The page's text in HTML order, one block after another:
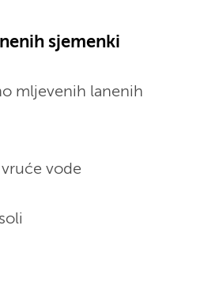
sjemenki
mljevenih lanenih
vode